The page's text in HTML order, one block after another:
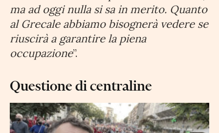
ma ad oggi nulla si sa in merito. Quanto
al Grecale abbiamo bisognerà vedere se
riuscirà a garantire la piena
occupazione”.
Questione di centraline